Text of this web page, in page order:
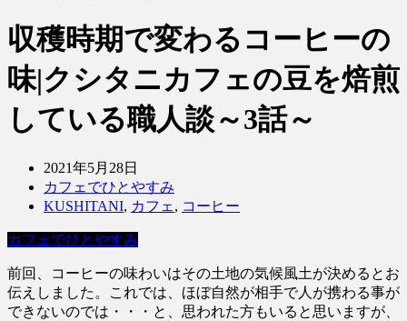
収穫時期で変わるコーヒーの
味|クシタニカフェの豆を焙煎
している職人談～3話～
2021年5月28日
カフェでひとやすみ
KUSHITANI, カフェ , コーヒー
カフェでひとやすみ
前回、コーヒーの味わいはその土地の気候風土が決めるとお
伝えしました。これでは、ほぼ自然が相手で人が携わる事が
できないのでは・・・と、思われた方もいると思いますが、